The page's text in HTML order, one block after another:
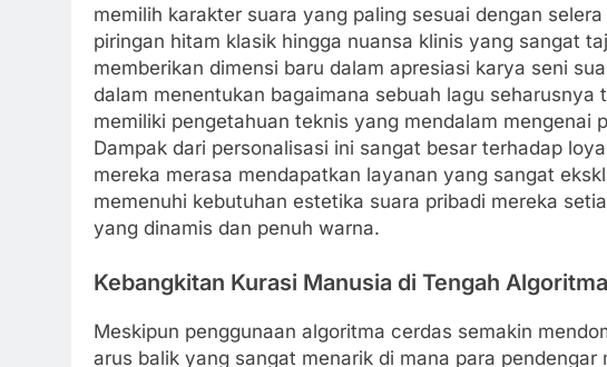
memilih karakter suara yang paling sesuai dengan
piringan hitam klasik hingga nuansa klinis yang sangat
memberikan dimensi baru dalam apresiasi karya seni
dalam menentukan bagaimana sebuah lagu
memiliki pengetahuan teknis yang mendalam mengenai
Dampak dari personalisasi ini sangat besar terhadap
mereka merasa mendapatkan layanan yang sangat
memenuhi kebutuhan estetika suara pribadi mereka
yang dinamis dan penuh warna.
Kebangkitan Kurasi Manusia di Tengah Algoritma
Meskipun penggunaan algoritma cerdas semakin
arus balik yang sangat menarik di mana para